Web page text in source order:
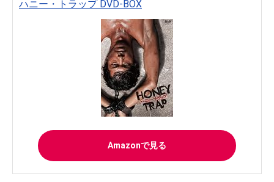
ハニー・トラップ DVD-BOX
Amazonで見る